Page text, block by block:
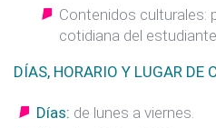
Contenidos culturales:
cotidiana del
DÍAS, HORARIO Y LUGAR DE
Días: de lunes a viernes.